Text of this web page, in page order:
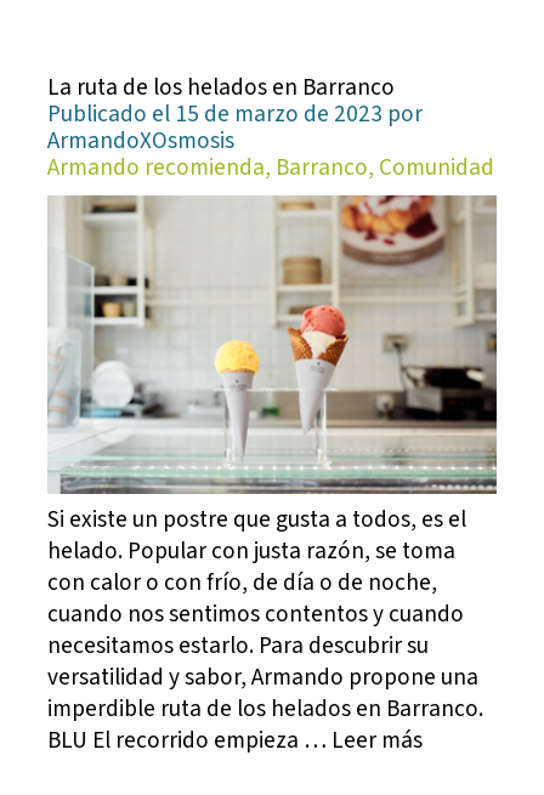
La ruta de los helados en Barranco
Publicado el 15 de marzo de 2023 por
ArmandoXOsmosis
Armando recomienda, Barranco, Comunidad
Si existe un postre que gusta a todos, es el
helado. Popular con justa razón, se toma
con calor o con frío, de día o de noche,
cuando nos sentimos contentos y cuando
necesitamos estarlo. Para descubrir su
versatilidad y sabor, Armando propone una
imperdible ruta de los helados en Barranco.
BLU El recorrido empieza … Leer más